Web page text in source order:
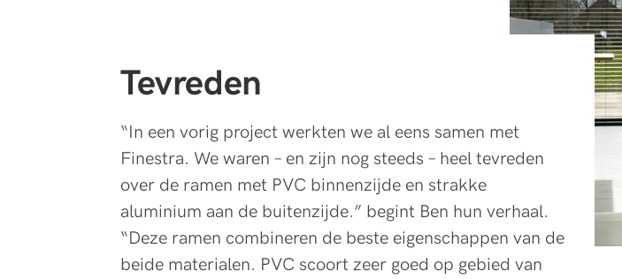
Tevreden
“In een vorig project werkten we al eens samen met
Finestra. We waren – en zijn nog steeds – heel tevreden
over de ramen met PVC binnenzijde en strakke
aluminium aan de buitenzijde.” begint Ben hun verhaal.
“Deze ramen combineren de beste eigenschappen van de
beide materialen. PVC scoort zeer goed op gebied van